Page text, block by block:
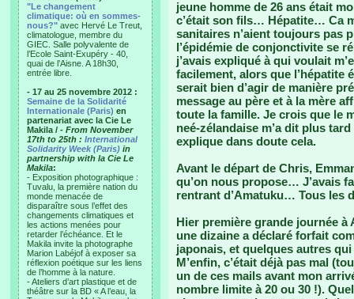
"Le changement
climatique: où en sommes-
nous?" avec Hervé Le Treut,
climatologue, membre du
GIEC. Salle polyvalente de
l’Ecole Saint-Exupéry - 40,
quai de l’Aisne. A 18h30,
entrée libre.
- 17 au 25 novembre 2012 :
Semaine de la Solidarité
Internationale (Paris) en
partenariat avec la Cie Le
Makila / - From November
17th to 25th : International
Solidarity Week (Paris) in
partnership with la Cie Le
Makila:
- Exposition photographique :
Tuvalu, la première nation du
monde menacée de
disparaître sous l’effet des
changements climatiques et
les actions menées pour
retarder l’échéance. Et le
Makila invite la photographe
Marion Labéjof à exposer sa
réflexion poétique sur les liens
de l’homme à la nature.
- Ateliers d’art plastique et de
théâtre sur la BD « A l’eau, la
jeune homme de 26 ans était
c’était son fils… Hépatite… Ca
sanitaires n’aient toujours pas
l’épidémie de conjonctivite se
j’avais expliqué à qui voulait
facilement, alors que
serait bien d’agir de manière
message au père et à la mère
toute la famille. Je crois que le
neé-zélandaise m’a dit plus
explique dans doute cela.
Avant le départ de Chris,
qu’on nous propose… J’avais
rentrant d’Amatuku… Tous les
Hier première grande journée
une dizaine a déclaré forfait
japonais, et quelques autres
M’enfin, c’était déjà pas mal
un de ces mails avant mon
nombre limite à 20 ou 30 !).